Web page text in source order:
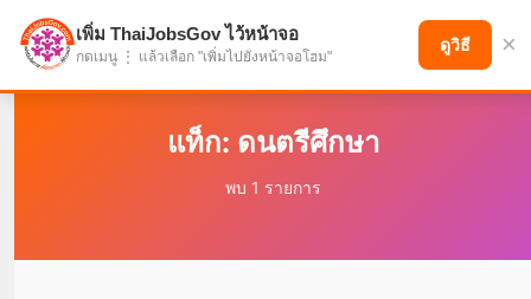
แบ่งปันโอกาส เพื่ออนาคตที่ก้าวหน้า
แท็ก: ดนตรีศึกษา
พบ 1 รายการ
เพิ่ม ThaiJobsGov ไว้หน้าจอ
กดเมนู ⋮ แล้วเลือก "เพิ่มไปยังหน้าจอโฮม"
ดูวิธี ×